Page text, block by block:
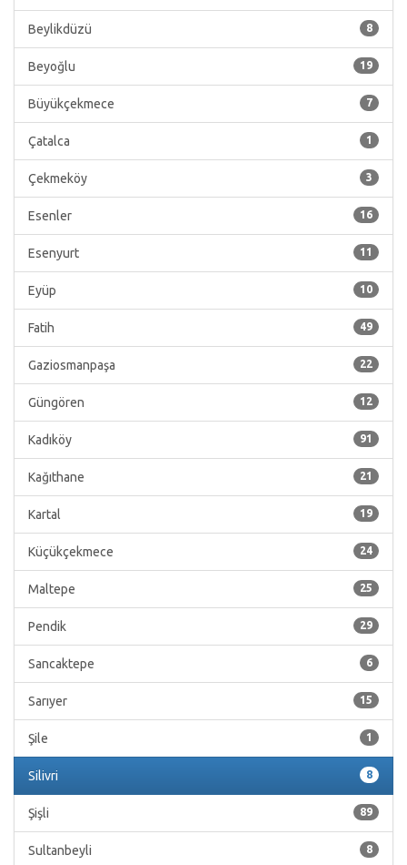
8
Beylikdüzü
19
Beyoğlu
7
Büyükçekmece
1
Çatalca
3
Çekmeköy
16
Esenler
11
Esenyurt
10
Eyüp
49
Fatih
22
Gaziosmanpaşa
12
Güngören
91
Kadıköy
21
Kağıthane
19
Kartal
24
Küçükçekmece
25
Maltepe
29
Pendik
6
Sancaktepe
15
Sarıyer
1
Şile
8
Silivri
89
Şişli
8
Sultanbeyli